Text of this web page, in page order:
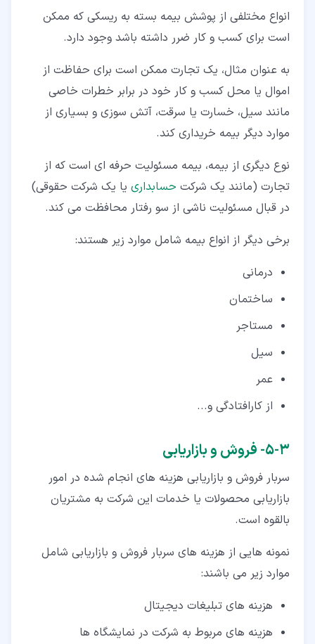
انواع مختلفی از پوشش بیمه بسته به ریسکی که ممکن
است برای کسب و کار ضرر داشته باشد وجود دارد.
به عنوان مثال، یک تجارت ممکن است برای حفاظت از
اموال یا محل کسب و کار خود در برابر خطرات خاصی
مانند سیل، خسارت یا سرقت، آتش سوزی و بسیاری از
موارد دیگر بیمه خریداری کند.
نوع دیگری از بیمه، بیمه مسئولیت حرفه ای است که از
تجارت (مانند یک شرکت حسابداری یا یک شرکت حقوقی)
در قبال مسئولیت ناشی از سو رفتار محافظت می کند.
برخی دیگر از انواع بیمه شامل موارد زیر هستند:
درمانی
ساختمان
مستاجر
سیل
عمر
از کارافتادگی و...
۳‏-‏۵‏- فروش و بازاریابی
سربار فروش و بازاریابی هزینه های انجام شده در امور
بازاریابی محصولات یا خدمات این شرکت به مشتریان
بالقوه است.
نمونه هایی از هزینه های سربار فروش و بازاریابی شامل
موارد زیر می باشند:
هزینه های تبلیغات دیجیتال
هزینه های مربوط به شرکت در نمایشگاه ها